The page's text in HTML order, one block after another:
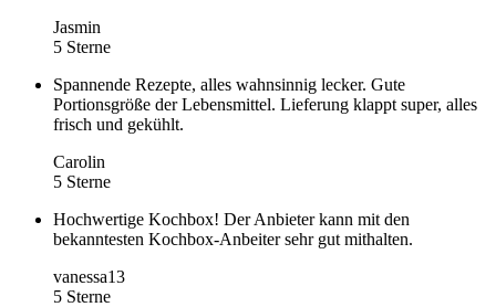
Jasmin
5 Sterne
Spannende Rezepte, alles wahnsinnig lecker. Gute
Portionsgröße der Lebensmittel. Lieferung klappt super, alles
frisch und gekühlt.
Carolin
5 Sterne
Hochwertige Kochbox! Der Anbieter kann mit den
bekanntesten Kochbox-Anbeiter sehr gut mithalten.
vanessa13
5 Sterne